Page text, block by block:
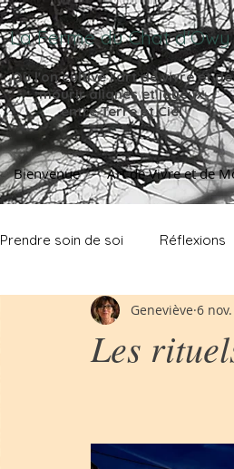
La Ferme du Chat d'Owy
Où l'on cultive l'art de vivre et de
mouriralignés et joyeux
entre Terre et Ciel
Bienvenue Art de Vivre et de
Prendre soin de soi Réflexions
Les
Geneviève 6